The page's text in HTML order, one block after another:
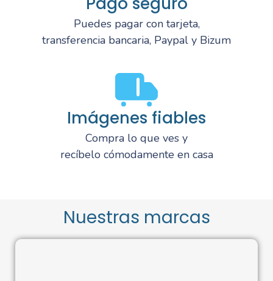
Puedes pagar con tarjeta,
transferencia bancaria, Paypal y Bizum
Imágenes fiables
Compra lo que ves y
recíbelo cómodamente en casa
Nuestras marcas